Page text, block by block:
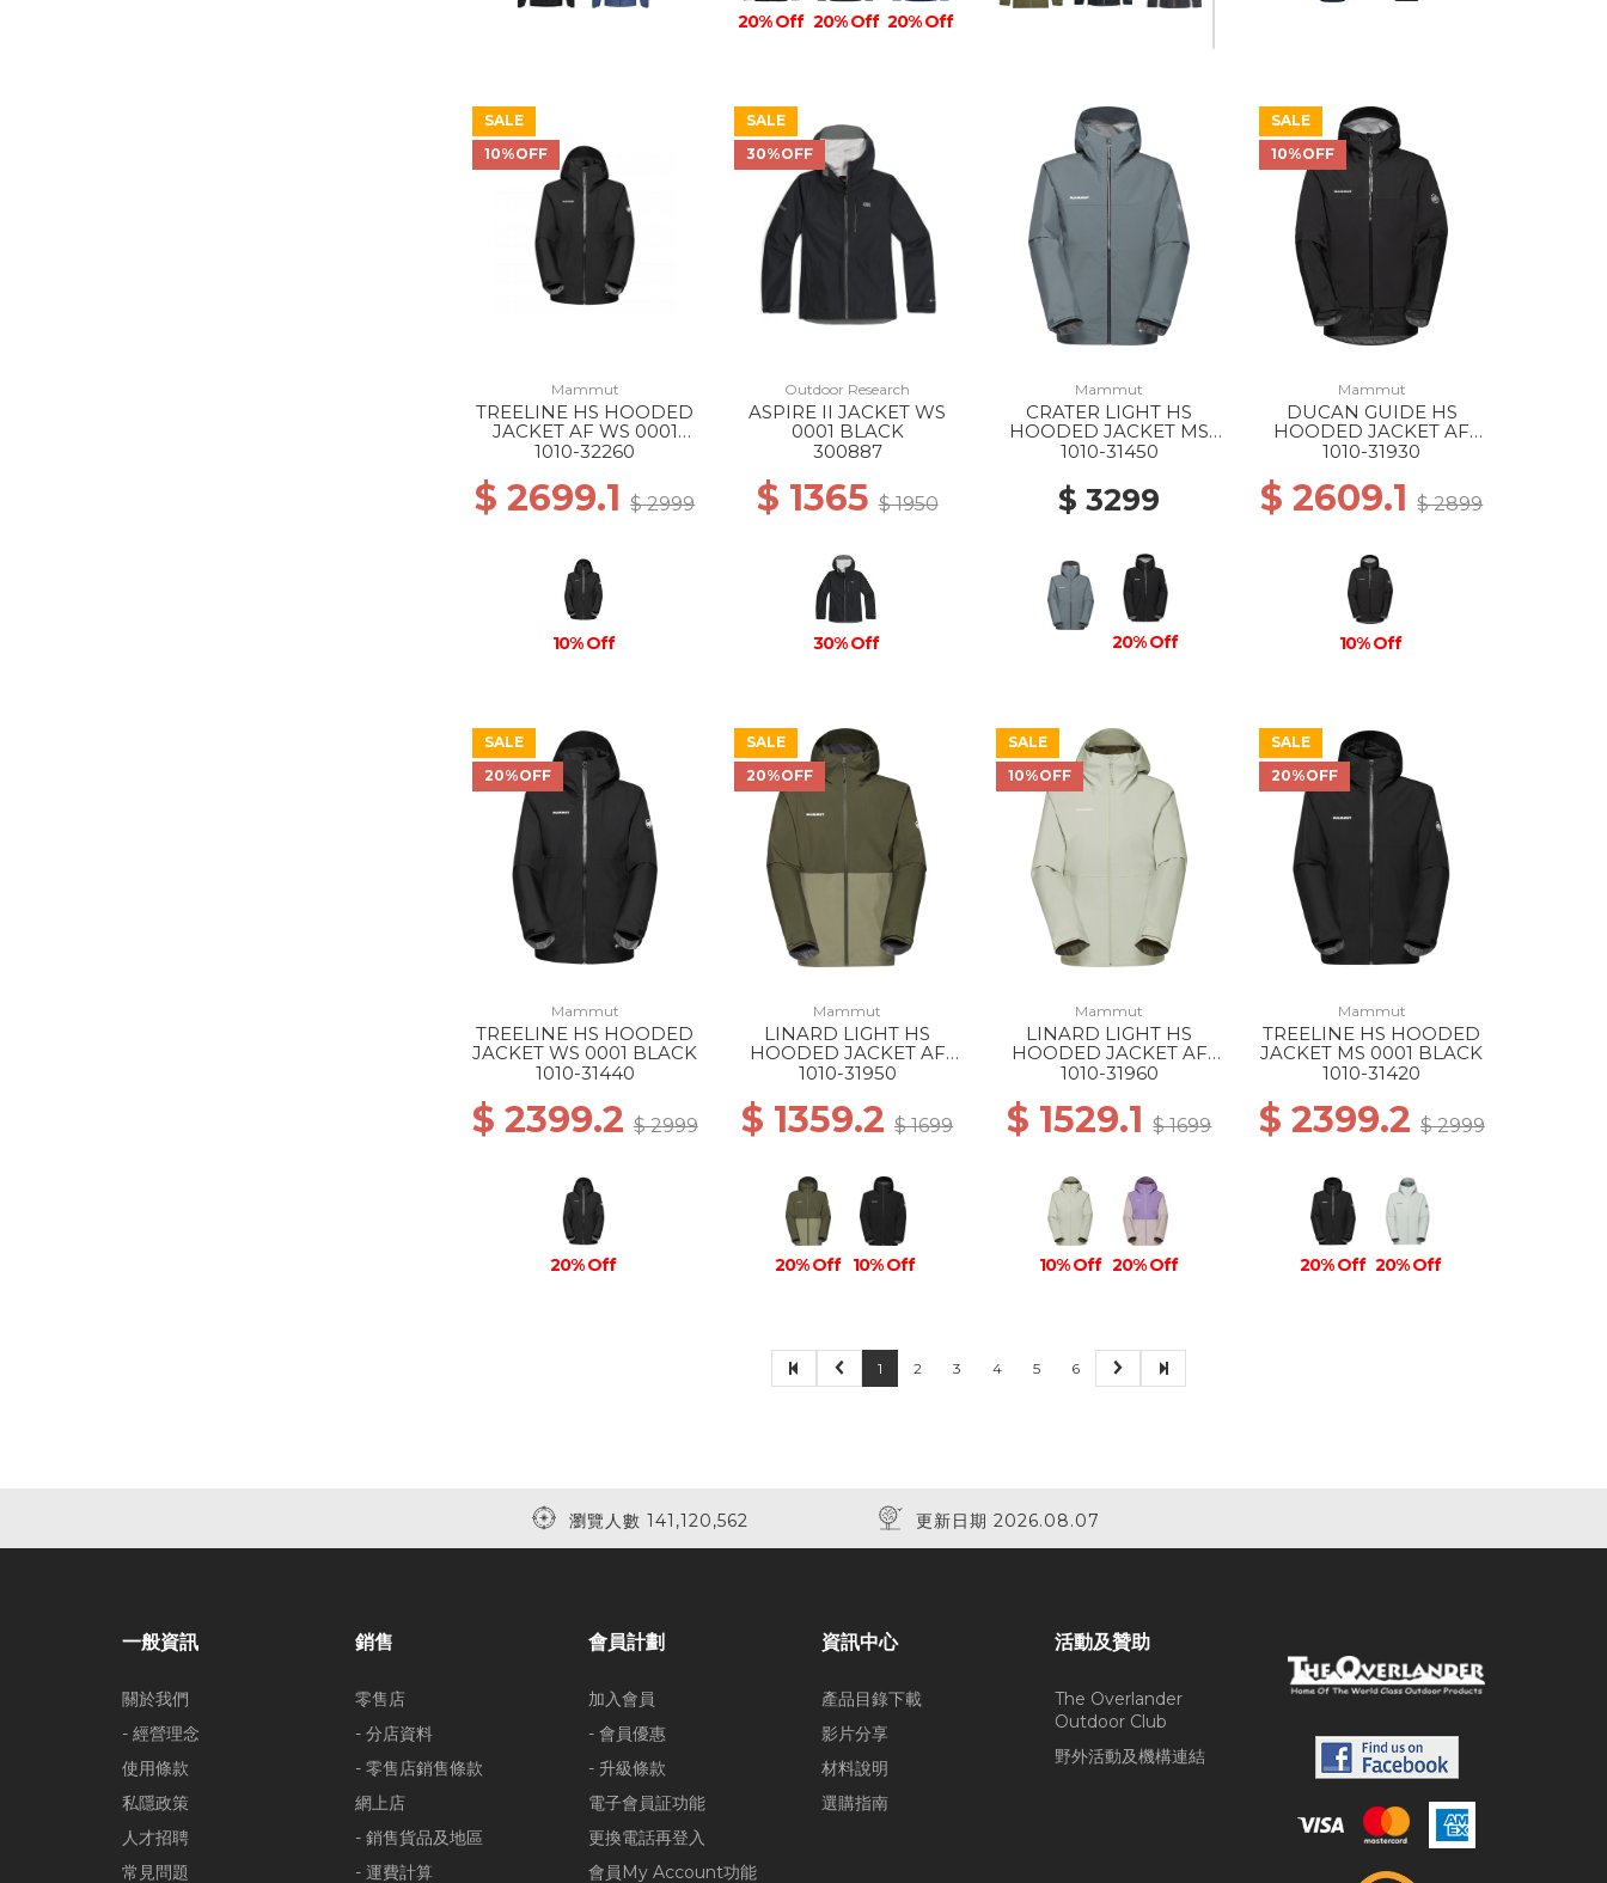
20% Off 20% Off 20% Off
SALE
10%OFF
Mammut
TREELINE HS HOODED
JACKET AF WS 0001
BLACK
1010-32260
$ 2699.1$ 2999
10% Off
SALE
30%OFF
Outdoor Research
ASPIRE II JACKET WS
0001 BLACK
300887
$ 1365$ 1950
30% Off
Mammut
CRATER LIGHT HS
HOODED JACKET MS
00789 STRATA
1010-31450
$ 3299
20% Off
SALE
10%OFF
Mammut
DUCAN GUIDE HS
HOODED JACKET AF
MS 0001 BLACK
1010-31930
$ 2609.1$ 2899
10% Off
SALE
20%OFF
Mammut
TREELINE HS HOODED
JACKET WS 0001 BLACK
1010-31440
$ 2399.2$ 2999
20% Off
SALE
20%OFF
Mammut
LINARD LIGHT HS
HOODED JACKET AF
MS 40300 MARSH-
1010-31950
$ 1359.2$ 1699
20% Off 10% Off
SALE
10%OFF
Mammut
LINARD LIGHT HS
HOODED JACKET AF
WS 1288 SILVER SAGE
1010-31960
$ 1529.1$ 1699
10% Off 20% Off
SALE
20%OFF
Mammut
TREELINE HS HOODED
JACKET MS 0001 BLACK
1010-31420
$ 2399.2 $ 2999
20% Off 20% Off
1 2 3 4 5 6
瀏覽人數 141,120,562 更新日期 2026.08.07
一般資訊
關於我們
- 經營理念
使用條款
私隱政策
人才招聘
常見問題
銷售
零售店
- 分店資料
- 零售店銷售條款
網上店
- 銷售貨品及地區
- 運費計算
會員計劃
加入會員
- 會員優惠
- 升級條款
電子會員証功能
更換電話再登入
會員My Account功能
資訊中心
產品目錄下載
影片分享
材料說明
選購指南
活動及贊助
The Overlander
Outdoor Club
野外活動及機構連結